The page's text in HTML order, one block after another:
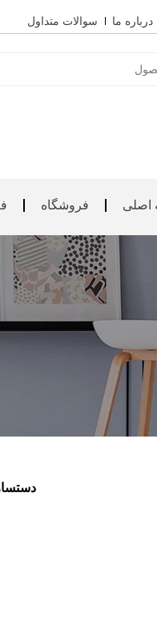
درباره ما سوالات متداول
کالاها
اصلی فروشگاه